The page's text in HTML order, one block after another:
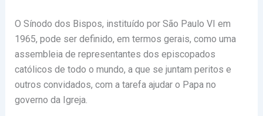
O Sínodo dos Bispos, instituído por São Paulo VI em
1965, pode ser definido, em termos gerais, como uma
assembleia de representantes dos episcopados
católicos de todo o mundo, a que se juntam peritos e
outros convidados, com a tarefa ajudar o Papa no
governo da Igreja.